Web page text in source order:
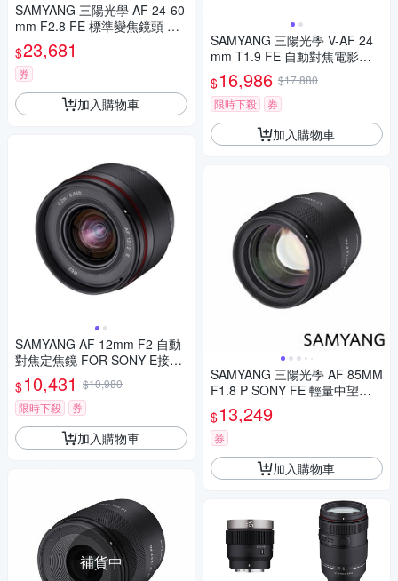
SAMYANG 三陽光學 AF 24-60
mm F2.8 FE 標準變焦鏡頭 公
司貨
$23,681
券
加入購物車
SAMYANG AF 12mm F2 自動
對焦定焦鏡 FOR SONY E接環
(公司貨)
$10,431 $10,980
限時下殺
券
加入購物車
補貨中
SAMYANG 三陽光學 V-AF 24
mm T1.9 FE 自動對焦電影鏡 S
ony FE 公司貨
$16,986 $17,880
限時下殺
券
加入購物車
SAMYANG 三陽光學 AF 85MM
F1.8 P SONY FE 輕量中望遠
鏡頭 公司貨
$13,249
券
加入購物車